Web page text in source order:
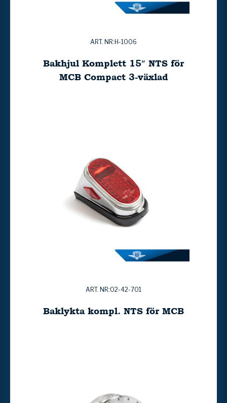
ART. NR:H-1006
Bakhjul Komplett 15″ NTS för
MCB Compact 3-växlad
ART. NR:02-42-701
Baklykta kompl. NTS för MCB